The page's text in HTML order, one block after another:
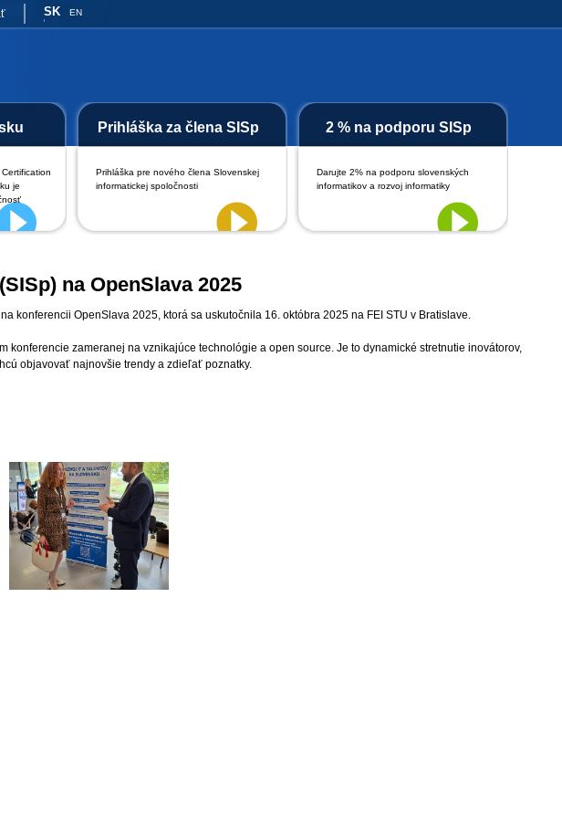
SK EN
na OpenSlava 2025
konferencii OpenSlava 2025, ktorá sa uskutočnila 16. októbra 2025 na FEI STU v Bratislave.
zameranej na vznikajúce technológie a open source. Je to dynamické stretnutie inovátorov,
objavovať najnovšie trendy a zdieľať poznatky.
je
Prihláška za člena SISp
Prihláška pre nového člena Slovenskej
informatickej spoločnosti
2 % na podporu SISp
Darujte 2% na podporu slovenských
informatikov a rozvoj informatiky